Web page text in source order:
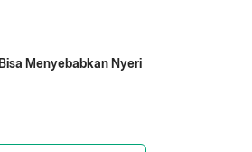
Menyebabkan Nyeri